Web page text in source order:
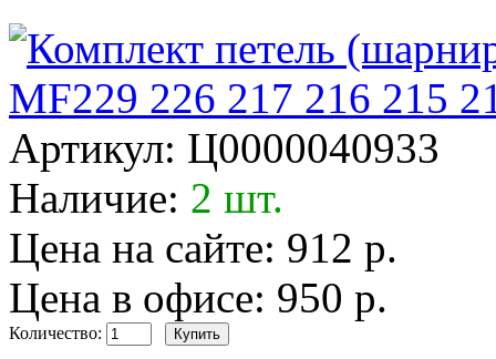
Артикул: Ц0000040933
Наличие: 2 шт.
Цена на сайте: 912 р.
Цена в офисе: 950 р.
Количество: